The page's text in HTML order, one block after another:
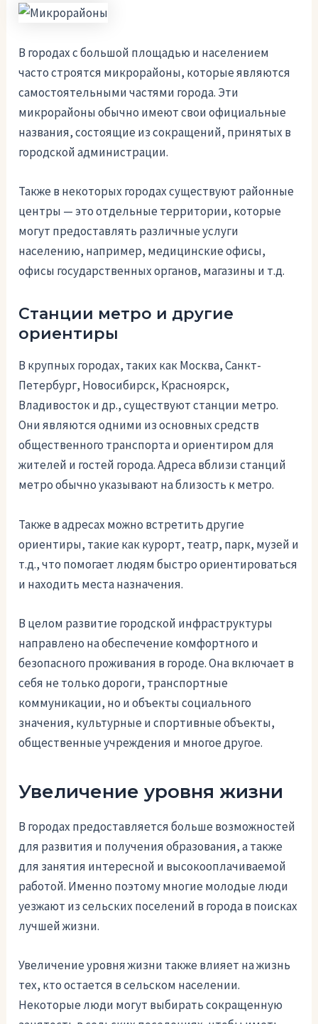
В городах с большой площадью и населением
часто строятся микрорайоны, которые являются
самостоятельными частями города. Эти
микрорайоны обычно имеют свои официальные
названия, состоящие из сокращений, принятых в
городской администрации.
Также в некоторых городах существуют районные
центры — это отдельные территории, которые
могут предоставлять различные услуги
населению, например, медицинские офисы,
офисы государственных органов, магазины и т.д.
Станции метро и другие
ориентиры
В крупных городах, таких как Москва, Санкт-
Петербург, Новосибирск, Красноярск,
Владивосток и др., существуют станции метро.
Они являются одними из основных средств
общественного транспорта и ориентиром для
жителей и гостей города. Адреса вблизи станций
метро обычно указывают на близость к метро.
Также в адресах можно встретить другие
ориентиры, такие как курорт, театр, парк, музей и
т.д., что помогает людям быстро ориентироваться
и находить места назначения.
В целом развитие городской инфраструктуры
направлено на обеспечение комфортного и
безопасного проживания в городе. Она включает в
себя не только дороги, транспортные
коммуникации, но и объекты социального
значения, культурные и спортивные объекты,
общественные учреждения и многое другое.
Увеличение уровня жизни
В городах предоставляется больше возможностей
для развития и получения образования, а также
для занятия интересной и высокооплачиваемой
работой. Именно поэтому многие молодые люди
уезжают из сельских поселений в города в поисках
лучшей жизни.
Увеличение уровня жизни также влияет на жизнь
тех, кто остается в сельском населении.
Некоторые люди могут выбирать сокращенную